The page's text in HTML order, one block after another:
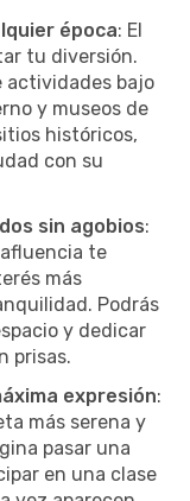
época: El
tu diversión.
actividades bajo
y museos de
históricos,
con su
sin agobios:
te
más
Podrás
y dedicar
prisas.
expresión:
más serena y
pasar una
en una clase